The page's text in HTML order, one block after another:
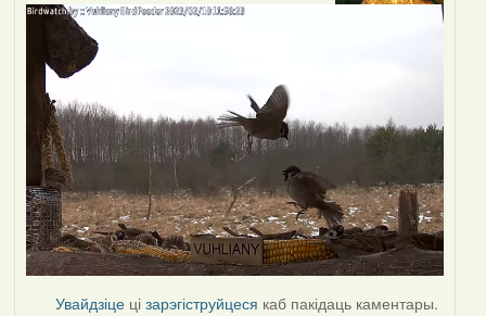
Увайдзіце цізарэгіструйцеся каб пакідаць каментары.